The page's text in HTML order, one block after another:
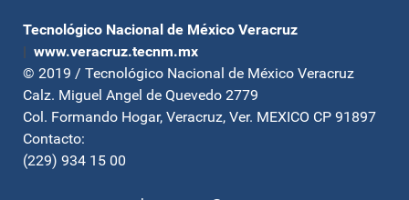
Tecnológico Nacional de México Veracruz
| www.veracruz.tecnm.mx
© 2019 / Tecnológico Nacional de México Veracruz
Calz. Miguel Angel de Quevedo 2779
Col. Formando Hogar, Veracruz, Ver. MEXICO CP 91897
Contacto:
(229) 934 15 00